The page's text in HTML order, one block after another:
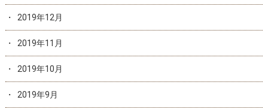
2019年12月
2019年11月
2019年10月
2019年9月